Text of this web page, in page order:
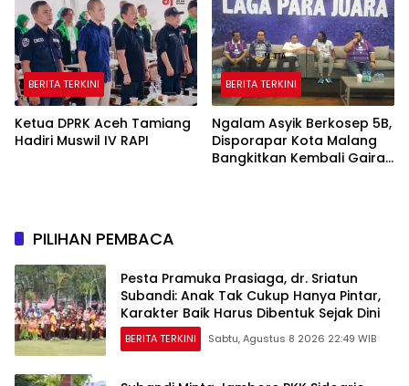
BERITA TERKINI
Ketua DPRK Aceh Tamiang
Hadiri Muswil IV RAPI
BERITA TERKINI
Ngalam Asyik Berkosep 5B,
Disporapar Kota Malang
Bangkitkan Kembali Gairah
PILIHAN PEMBACA
Pesta Pramuka Prasiaga, dr. Sriatun
Subandi: Anak Tak Cukup Hanya Pintar,
Karakter Baik Harus Dibentuk Sejak Dini
BERITA TERKINI Sabtu, Agustus 8 2026 22:49 WIB